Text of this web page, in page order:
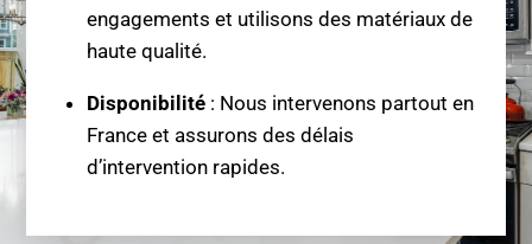
engagements et utilisons des matériaux de
haute qualité.
Disponibilité : Nous intervenons partout en
France et assurons des délais
d’intervention rapides.